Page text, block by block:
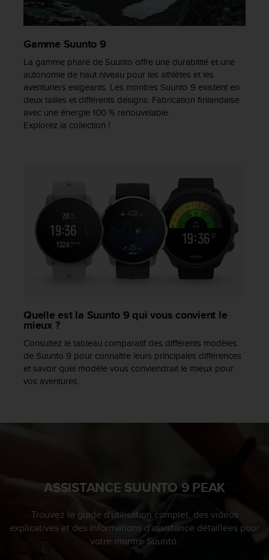
Gamme Suunto 9
La gamme phare de Suunto offre une durabilité et une
autonomie de haut niveau pour les athlètes et les
aventuriers exigeants. Les montres Suunto 9 existent en
deux tailles et différents designs. Fabrication finlandaise
avec une énergie 100 % renouvelable.
Explorez la collection !
Quelle est la Suunto 9 qui vous convient le
mieux ?
Consultez le tableau comparatif des différents modèles
de Suunto 9 pour connaître leurs principales différences
et savoir quel modèle vous conviendrait le mieux pour
vos aventures.
ASSISTANCE SUUNTO 9 PEAK
Trouvez le guide d'utilisation complet, des vidéos
explicatives et des informations d'assistance détaillées pour
votre montre Suunto.